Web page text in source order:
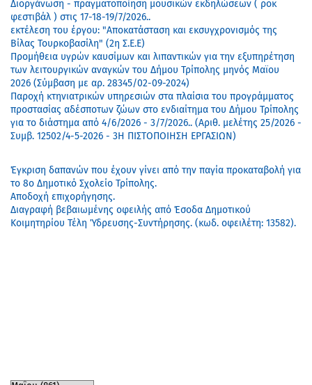
Διοργάνωση - πραγματοποίηση μουσικών εκδηλώσεων ( ροκ
φεστιβάλ ) στις 17-18-19/7/2026..
εκτέλεση του έργου: "Αποκατάσταση και εκσυγχρονισμός της
Βίλας Τουρκοβασίλη" (2η Σ.Ε.Ε)
Προμήθεια υγρών καυσίμων και λιπαντικών για την εξυπηρέτηση
των λειτουργικών αναγκών του Δήμου Τρίπολης μηνός Μαϊου
2026 (Σύμβαση με αρ. 28345/02-09-2024)
Παροχή κτηνιατρικών υπηρεσιών στα πλαίσια του προγράμματος
προστασίας αδέσποτων ζώων στο ενδιαίτημα του Δήμου Τρίπολης
για το διάστημα από 4/6/2026 - 3/7/2026.. (Αριθ. μελέτης 25/2026 -
Συμβ. 12502/4-5-2026 - 3Η ΠΙΣΤΟΠΟΙΗΣΗ ΕΡΓΑΣΙΩΝ)
Έγκριση δαπανών που έχουν γίνει από την παγία προκαταβολή για
το 8ο Δημοτικό Σχολείο Τρίπολης.
Αποδοχή επιχορήγησης.
Διαγραφή βεβαιωμένης οφειλής από Έσοδα Δημοτικού
Κοιμητηρίου Τέλη Ύδρευσης-Συντήρησης. (κωδ. οφειλέτη: 13582).